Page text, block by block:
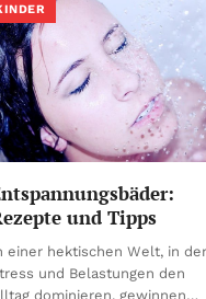
und Tipps
einer hektischen Welt, in der
und Belastungen den
dominieren, gewinnen…